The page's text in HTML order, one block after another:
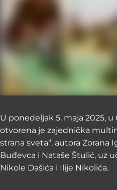
U ponedeljak 5. maja 2025,
otvorena je zajednička
strana sveta“, autora Zorana
Buđevca i Nataše Štulić, uz
Nikole Dašića i Ilije Nikolića.